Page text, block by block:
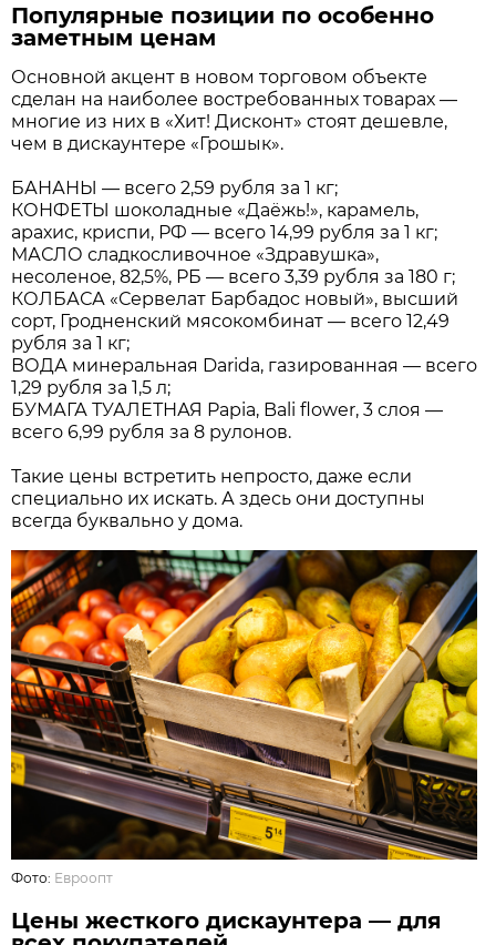
Популярные позиции по особенно
заметным ценам
Основной акцент в новом торговом объекте
сделан на наиболее востребованных товарах —
многие из них в «Хит! Дисконт» стоят дешевле,
чем в дискаунтере «Грошык».
БАНАНЫ — всего 2,59 рубля за 1 кг;
КОНФЕТЫ шоколадные «Даёжь!», карамель,
арахис, криспи, РФ — всего 14,99 рубля за 1 кг;
МАСЛО сладкосливочное «Здравушка»,
несоленое, 82,5%, РБ — всего 3,39 рубля за 180 г;
КОЛБАСА «Сервелат Барбадос новый», высший
сорт, Гродненский мясокомбинат — всего 12,49
рубля за 1 кг;
ВОДА минеральная Darida, газированная — всего
1,29 рубля за 1,5 л;
БУМАГА ТУАЛЕТНАЯ Papia, Bali flower, 3 слоя —
всего 6,99 рубля за 8 рулонов.
Такие цены встретить непросто, даже если
специально их искать. А здесь они доступны
всегда буквально у дома.
Фото: Евроопт
Цены жесткого дискаунтера — для